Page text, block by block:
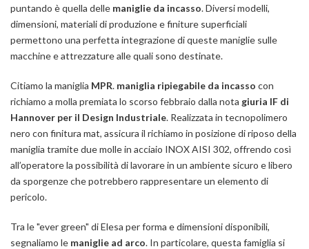
puntando è quella delle maniglie da incasso. Diversi modelli,
dimensioni, materiali di produzione e finiture superficiali
permettono una perfetta integrazione di queste maniglie sulle
macchine e attrezzature alle quali sono destinate.
Citiamo la maniglia MPR. maniglia ripiegabile da incasso con
richiamo a molla premiata lo scorso febbraio dalla nota giuria IF di
Hannover per il Design Industriale. Realizzata in tecnopolimero
nero con finitura mat, assicura il richiamo in posizione di riposo della
maniglia tramite due molle in acciaio INOX AISI 302, offrendo così
all’operatore la possibilità di lavorare in un ambiente sicuro e libero
da sporgenze che potrebbero rappresentare un elemento di
pericolo.
Tra le"ever green" di Elesa per forma e dimensioni disponibili,
segnaliamo le maniglie ad arco. In particolare, questa famiglia si